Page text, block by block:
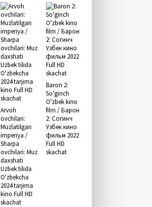
Arvoh
ovchilari:
Muzlatilgan
imperiya /
Sharpa
ovchilari: Muz
daxshati
Uzbek tilida
O'zbekcha
2024 tarjima
kino Full HD
skachat
Baron 2:
So'ginch
O'zbek kino
film / Барон
2: Согинч
Узбек кино
фильм 2022
Full HD
skachat